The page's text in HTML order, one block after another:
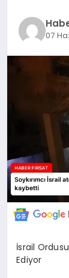
MAGAZİN
07
İsrail
Ediyor